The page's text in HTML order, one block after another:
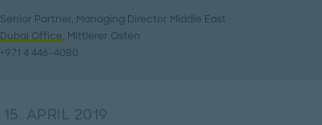
Senior Partner, Managing Director Middle East
Dubai Office, Mittlerer Osten
+971 4 446-4080
15. APRIL 2019